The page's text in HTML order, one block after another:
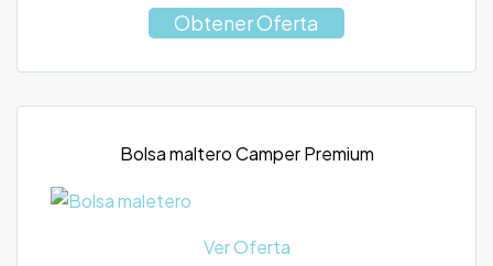
Obtener Oferta
Bolsa maltero Camper Premium
Ver Oferta